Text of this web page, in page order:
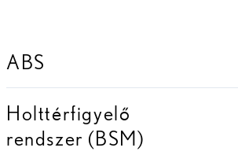
ABS
Holttérfigyelő
rendszer (BSM)